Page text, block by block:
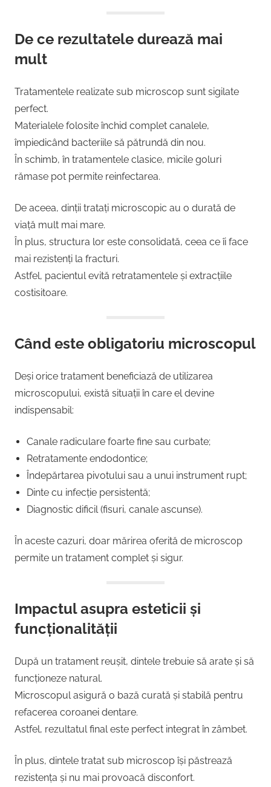
De ce rezultatele durează mai
mult
Tratamentele realizate sub microscop sunt sigilate
perfect.
Materialele folosite închid complet canalele,
împiedicând bacteriile să pătrundă din nou.
În schimb, în tratamentele clasice, micile goluri
rămase pot permite reinfectarea.
De aceea, dinții tratați microscopic au o durată de
viață mult mai mare.
În plus, structura lor este consolidată, ceea ce îi face
mai rezistenți la fracturi.
Astfel, pacientul evită retratamentele și extracțiile
costisitoare.
Când este obligatoriu microscopul
Deși orice tratament beneficiază de utilizarea
microscopului, există situații în care el devine
indispensabil:
Canale radiculare foarte fine sau curbate;
Retratamente endodontice;
Îndepărtarea pivotului sau a unui instrument rupt;
Dinte cu infecție persistentă;
Diagnostic dificil (fisuri, canale ascunse).
În aceste cazuri, doar mărirea oferită de microscop
permite un tratament complet și sigur.
Impactul asupra esteticii și
funcționalității
După un tratament reușit, dintele trebuie să arate și să
funcționeze natural.
Microscopul asigură o bază curată și stabilă pentru
refacerea coroanei dentare.
Astfel, rezultatul final este perfect integrat în zâmbet.
În plus, dintele tratat sub microscop își păstrează
rezistența și nu mai provoacă disconfort.